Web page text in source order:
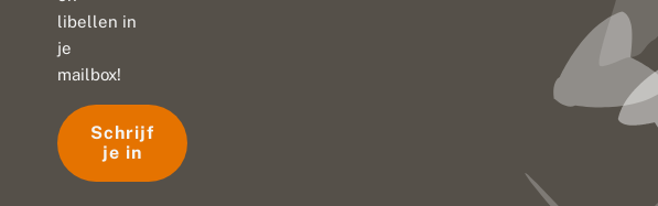
libellen in
je
mailbox!
Schrijf
je in